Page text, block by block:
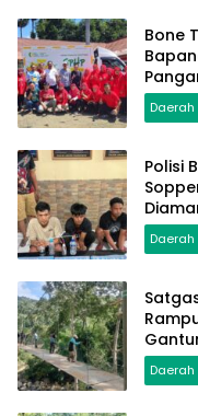
Bone
Daerah
Polisi
Daerah
Mulai
Daerah